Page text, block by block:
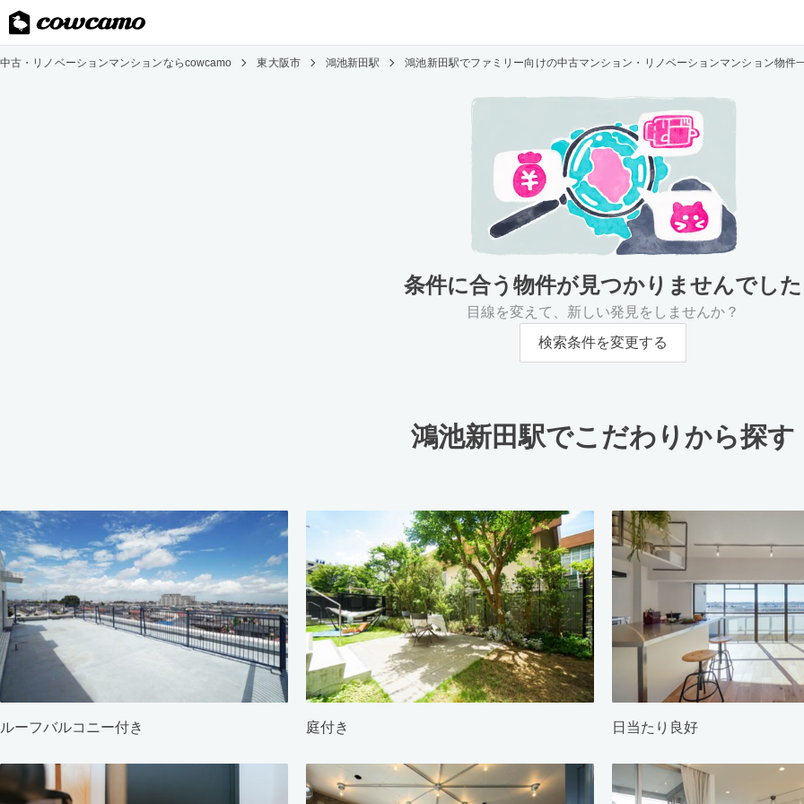
中古・リノベーションマンションならcowcamo 東大阪市 鴻池新田駅 鴻池新田駅でファミリー向けの中古マンション・リノベーションマンション物件
条件に合う物件が見つかりませんでした
目線を変えて、新しい発見をしませんか？
検索条件を変更する
鴻池新田駅でこだわりから探す
ルーフバルコニー付き 庭付き 日当たり良好